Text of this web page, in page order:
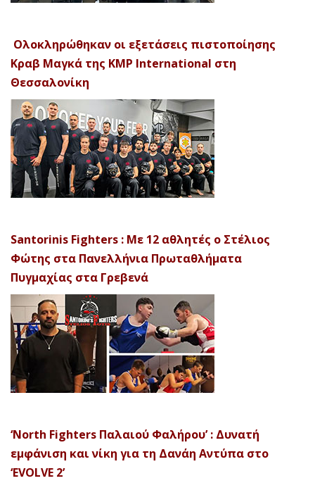
Ολοκληρώθηκαν οι εξετάσεις πιστοποίησης
Κραβ Μαγκά της KMP International στη
Θεσσαλονίκη
Santorinis Fighters : Με 12 αθλητές ο Στέλιος
Φώτης στα Πανελλήνια Πρωταθλήματα
Πυγμαχίας στα Γρεβενά
‘North Fighters Παλαιού Φαλήρου’ : Δυνατή
εμφάνιση και νίκη για τη Δανάη Αντύπα στο
‘EVOLVE 2’